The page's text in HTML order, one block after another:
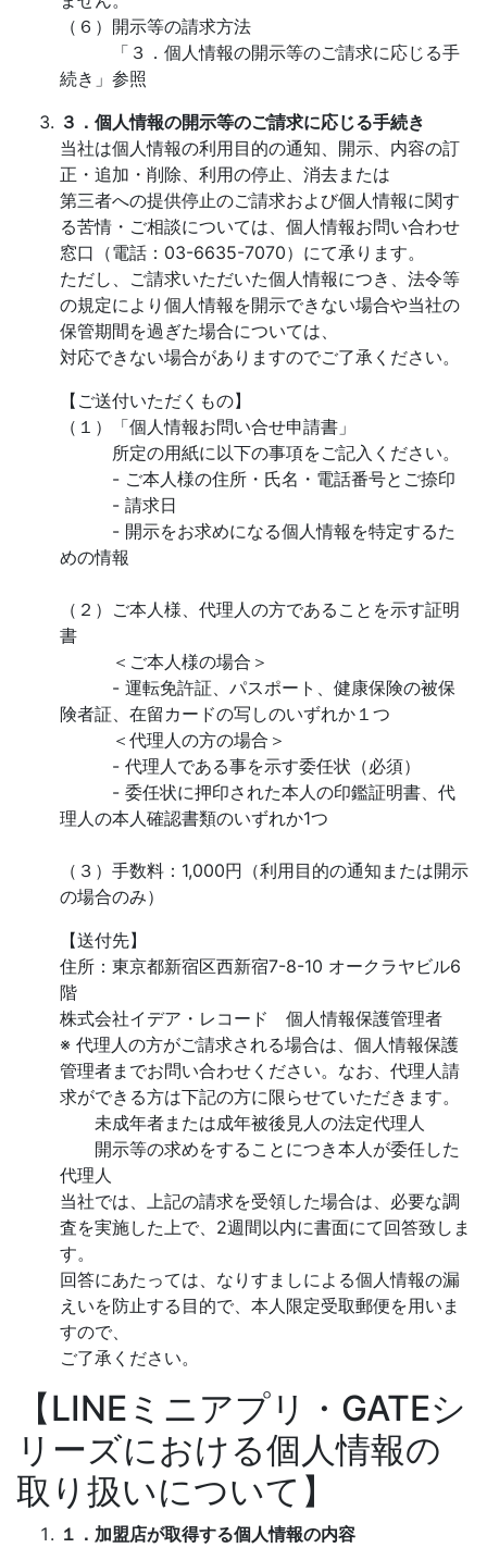
（６）開示等の請求方法
「３．個人情報の開示等のご請求に応じる手
続き」参照
３．個人情報の開示等のご請求に応じる手続き
当社は個人情報の利用目的の通知、開示、内容の訂
正・追加・削除、利用の停止、消去または
第三者への提供停止のご請求および個人情報に関す
る苦情・ご相談については、個人情報お問い合わせ
窓口（電話：03-6635-7070）にて承ります。
ただし、ご請求いただいた個人情報につき、法令等
の規定により個人情報を開示できない場合や当社の
保管期間を過ぎた場合については、
対応できない場合がありますのでご了承ください。
【ご送付いただくもの】
（１）「個人情報お問い合せ申請書」
所定の用紙に以下の事項をご記入ください。
- ご本人様の住所・氏名・電話番号とご捺印
- 請求日
- 開示をお求めになる個人情報を特定するた
めの情報
（２）ご本人様、代理人の方であることを示す証明
書
＜ご本人様の場合＞
- 運転免許証、パスポート、健康保険の被保
険者証、在留カードの写しのいずれか１つ
＜代理人の方の場合＞
- 代理人である事を示す委任状（必須）
- 委任状に押印された本人の印鑑証明書、代
理人の本人確認書類のいずれか1つ
（３）手数料：1,000円（利用目的の通知または開示
の場合のみ）
【送付先】
住所：東京都新宿区西新宿7-8-10 オークラヤビル6
階
株式会社イデア・レコード 個人情報保護管理者
※ 代理人の方がご請求される場合は、個人情報保護
管理者までお問い合わせください。なお、代理人請
求ができる方は下記の方に限らせていただきます。
未成年者または成年被後見人の法定代理人
開示等の求めをすることにつき本人が委任した
代理人
当社では、上記の請求を受領した場合は、必要な調
査を実施した上で、2週間以内に書面にて回答致しま
す。
回答にあたっては、なりすましによる個人情報の漏
えいを防止する目的で、本人限定受取郵便を用いま
すので、
ご了承ください。
【LINEミニアプリ・GATEシ
リーズにおける個人情報の
取り扱いについて】
１．加盟店が取得する個人情報の内容